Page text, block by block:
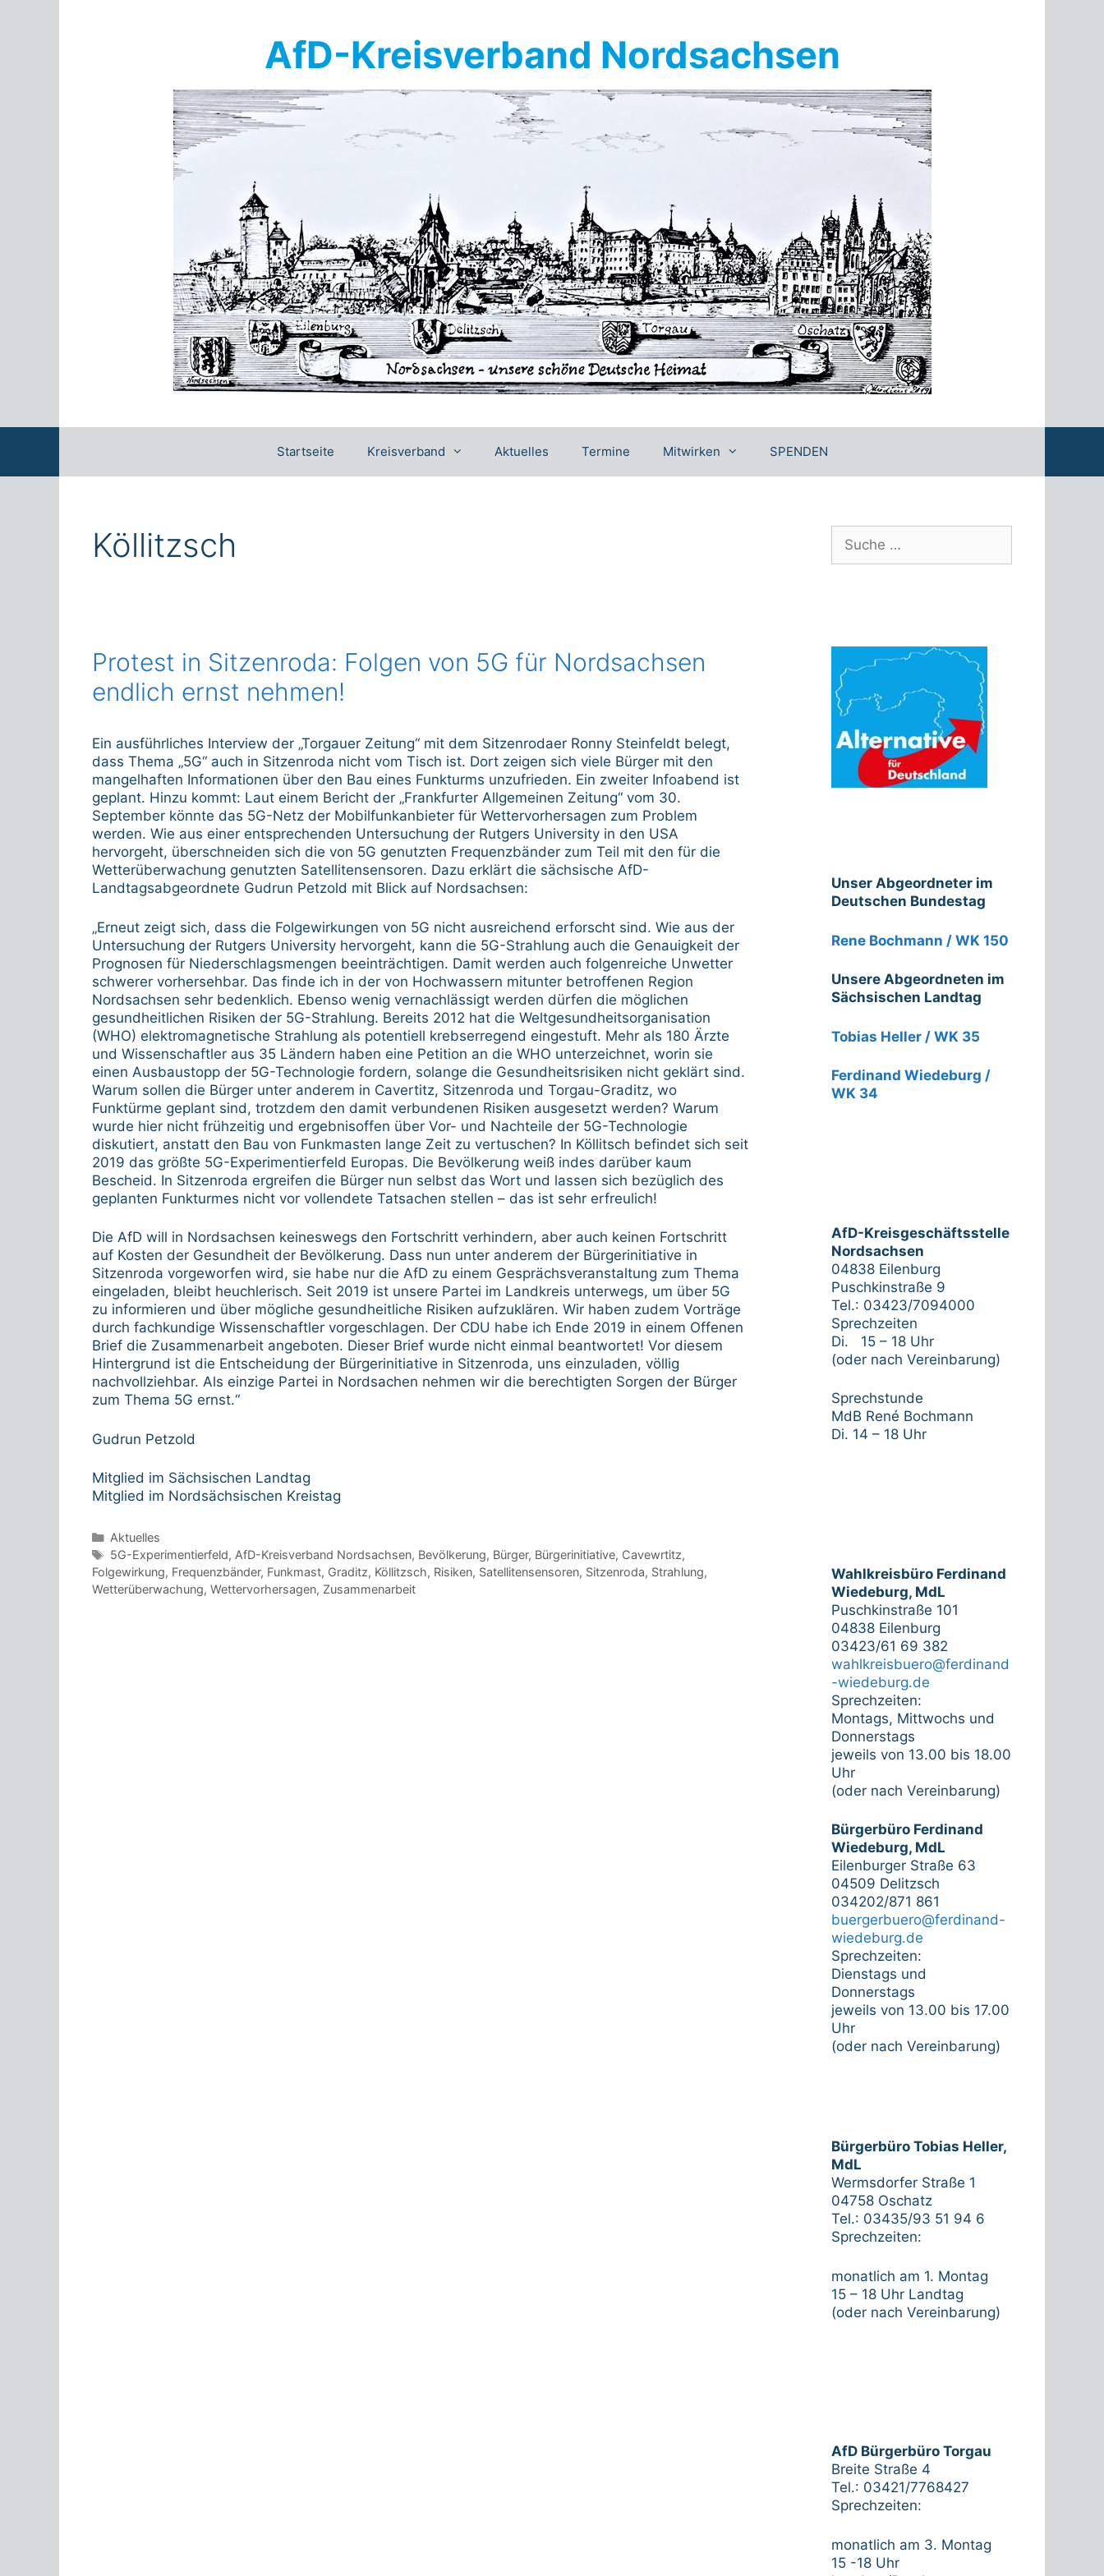
AfD-Kreisverband Nordsachsen
Startseite Kreisverband Aktuelles Termine Mitwirken SPENDEN
Köllitzsch
Protest in Sitzenroda: Folgen von 5G für Nordsachsen
endlich ernst nehmen!
Ein ausführliches Interview der „Torgauer Zeitung“ mit dem Sitzenrodaer Ronny Steinfeldt belegt,
dass Thema „5G“ auch in Sitzenroda nicht vom Tisch ist. Dort zeigen sich viele Bürger mit den
mangelhaften Informationen über den Bau eines Funkturms unzufrieden. Ein zweiter Infoabend ist
geplant. Hinzu kommt: Laut einem Bericht der „Frankfurter Allgemeinen Zeitung“ vom 30.
September könnte das 5G-Netz der Mobilfunkanbieter für Wettervorhersagen zum Problem
werden. Wie aus einer entsprechenden Untersuchung der Rutgers University in den USA
hervorgeht, überschneiden sich die von 5G genutzten Frequenzbänder zum Teil mit den für die
Wetterüberwachung genutzten Satellitensensoren. Dazu erklärt die sächsische AfD-
Landtagsabgeordnete Gudrun Petzold mit Blick auf Nordsachsen:
„Erneut zeigt sich, dass die Folgewirkungen von 5G nicht ausreichend erforscht sind. Wie aus der
Untersuchung der Rutgers University hervorgeht, kann die 5G-Strahlung auch die Genauigkeit der
Prognosen für Niederschlagsmengen beeinträchtigen. Damit werden auch folgenreiche Unwetter
schwerer vorhersehbar. Das finde ich in der von Hochwassern mitunter betroffenen Region
Nordsachsen sehr bedenklich. Ebenso wenig vernachlässigt werden dürfen die möglichen
gesundheitlichen Risiken der 5G-Strahlung. Bereits 2012 hat die Weltgesundheitsorganisation
(WHO) elektromagnetische Strahlung als potentiell krebserregend eingestuft. Mehr als 180 Ärzte
und Wissenschaftler aus 35 Ländern haben eine Petition an die WHO unterzeichnet, worin sie
einen Ausbaustopp der 5G-Technologie fordern, solange die Gesundheitsrisiken nicht geklärt sind.
Warum sollen die Bürger unter anderem in Cavertitz, Sitzenroda und Torgau-Graditz, wo
Funktürme geplant sind, trotzdem den damit verbundenen Risiken ausgesetzt werden? Warum
wurde hier nicht frühzeitig und ergebnisoffen über Vor- und Nachteile der 5G-Technologie
diskutiert, anstatt den Bau von Funkmasten lange Zeit zu vertuschen? In Köllitsch befindet sich seit
2019 das größte 5G-Experimentierfeld Europas. Die Bevölkerung weiß indes darüber kaum
Bescheid. In Sitzenroda ergreifen die Bürger nun selbst das Wort und lassen sich bezüglich des
geplanten Funkturmes nicht vor vollendete Tatsachen stellen – das ist sehr erfreulich!
Die AfD will in Nordsachsen keineswegs den Fortschritt verhindern, aber auch keinen Fortschritt
auf Kosten der Gesundheit der Bevölkerung. Dass nun unter anderem der Bürgerinitiative in
Sitzenroda vorgeworfen wird, sie habe nur die AfD zu einem Gesprächsveranstaltung zum Thema
eingeladen, bleibt heuchlerisch. Seit 2019 ist unsere Partei im Landkreis unterwegs, um über 5G
zu informieren und über mögliche gesundheitliche Risiken aufzuklären. Wir haben zudem Vorträge
durch fachkundige Wissenschaftler vorgeschlagen. Der CDU habe ich Ende 2019 in einem Offenen
Brief die Zusammenarbeit angeboten. Dieser Brief wurde nicht einmal beantwortet! Vor diesem
Hintergrund ist die Entscheidung der Bürgerinitiative in Sitzenroda, uns einzuladen, völlig
nachvollziehbar. Als einzige Partei in Nordsachen nehmen wir die berechtigten Sorgen der Bürger
zum Thema 5G ernst.“
Gudrun Petzold
Mitglied im Sächsischen Landtag
Mitglied im Nordsächsischen Kreistag
Kategorien
Aktuelles
Schlagwörter
5G-Experimentierfeld, AfD-Kreisverband Nordsachsen, Bevölkerung, Bürger, Bürgerinitiative, Cavewrtitz,
Folgewirkung, Frequenzbänder, Funkmast, Graditz, Köllitzsch, Risiken, Satellitensensoren, Sitzenroda, Strahlung,
Wetterüberwachung, Wettervorhersagen, Zusammenarbeit
nach:
Unser Abgeordneter im
Deutschen Bundestag
Rene Bochmann / WK 150
Unsere Abgeordneten im
Sächsischen Landtag
Tobias Heller / WK 35
Ferdinand Wiedeburg /
WK 34
AfD-Kreisgeschäftsstelle
Nordsachsen
04838 Eilenburg
Puschkinstraße 9
Tel.: 03423/7094000
Sprechzeiten
Di. 15 – 18 Uhr
(oder nach Vereinbarung)
Sprechstunde
MdB René Bochmann
Di. 14 – 18 Uhr
Wahlkreisbüro Ferdinand
Wiedeburg, MdL
Puschkinstraße 101
04838 Eilenburg
03423/61 69 382
wahlkreisbuero@ferdinand
-wiedeburg.de
Sprechzeiten:
Montags, Mittwochs und
Donnerstags
jeweils von 13.00 bis 18.00
Uhr
(oder nach Vereinbarung)
Bürgerbüro Ferdinand
Wiedeburg, MdL
Eilenburger Straße 63
04509 Delitzsch
034202/871 861
buergerbuero@ferdinand-
wiedeburg.de
Sprechzeiten:
Dienstags und
Donnerstags
jeweils von 13.00 bis 17.00
Uhr
(oder nach Vereinbarung)
Bürgerbüro Tobias Heller,
MdL
Wermsdorfer Straße 1
04758 Oschatz
Tel.: 03435/93 51 94 6
Sprechzeiten:
monatlich am 1. Montag
15 – 18 Uhr Landtag
(oder nach Vereinbarung)
AfD Bürgerbüro Torgau
Breite Straße 4
Tel.: 03421/7768427
Sprechzeiten:
monatlich am 3. Montag
15 -18 Uhr